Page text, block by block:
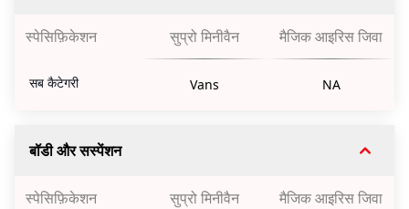
स्पेसिफ़िकेशन सुप्रो मिनीवैन मैजिक आइरिस जिवा
सब कैटेगरी Vans NA
बॉडी और सस्पेंशन
स्पेसिफ़िकेशन सुप्रो मिनीवैन मैजिक आइरिस जिवा